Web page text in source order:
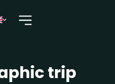
trip